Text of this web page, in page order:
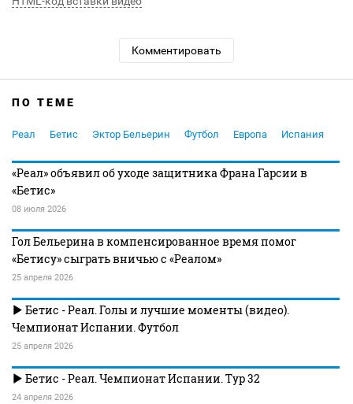
Комментировать
ПО ТЕМЕ
Реал Бетис Эктор Бельерин Футбол Европа Испания
«Реал» объявил об уходе защитника Франа Гарсии в
«Бетис»
08 июля 2026
Гол Бельерина в компенсированное время помог
«Бетису» сыграть вничью с «Реалом»
25 апреля 2026
Бетис - Реал. Голы и лучшие моменты (видео).
Чемпионат Испании. Футбол
25 апреля 2026
Бетис - Реал. Чемпионат Испании. Тур 32
24 апреля 2026